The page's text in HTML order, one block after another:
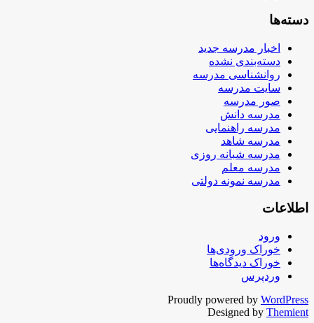
دسته‌ها
اخبار مدرسه جدید
دسته‌بندی نشده
روانشناسی مدرسه
سایت مدرسه
صور مدرسه
مدرسه دانش
مدرسه راهنمایی
مدرسه شاهد
مدرسه شبانه روزی
مدرسه معلم
مدرسه نمونه دولتی
اطلاعات
ورود
خوراک ورودی‌ها
خوراک دیدگاه‌ها
وردپرس
Proudly powered by WordPress
Designed by Themient